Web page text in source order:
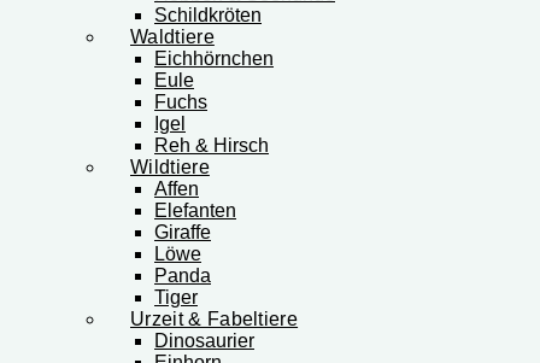
Schildkröten
Waldtiere
Eichhörnchen
Eule
Fuchs
Igel
Reh & Hirsch
Wildtiere
Affen
Elefanten
Giraffe
Löwe
Panda
Tiger
Urzeit & Fabeltiere
Dinosaurier